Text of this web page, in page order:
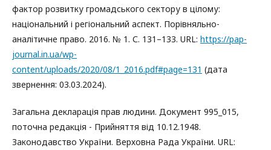
фактор розвитку громадського сектору в цілому:
національний і регіональний аспект. Порівняльно-
аналітичне право. 2016. № 1. С. 131–133. URL: https://pap-
journal.in.ua/wp-
content/uploads/2020/08/1_2016.pdf#page=131 (дата
звернення: 03.03.2024).
Загальна декларація прав людини. Документ 995_015,
поточна редакція - Прийняття від 10.12.1948.
Законодавство України. Верховна Рада України. URL: